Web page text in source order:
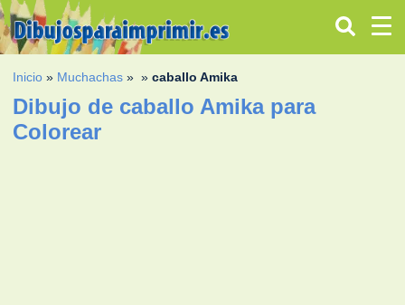
Inicio » Muchachas » »caballo Amika
Dibujo de caballo Amika para
Colorear